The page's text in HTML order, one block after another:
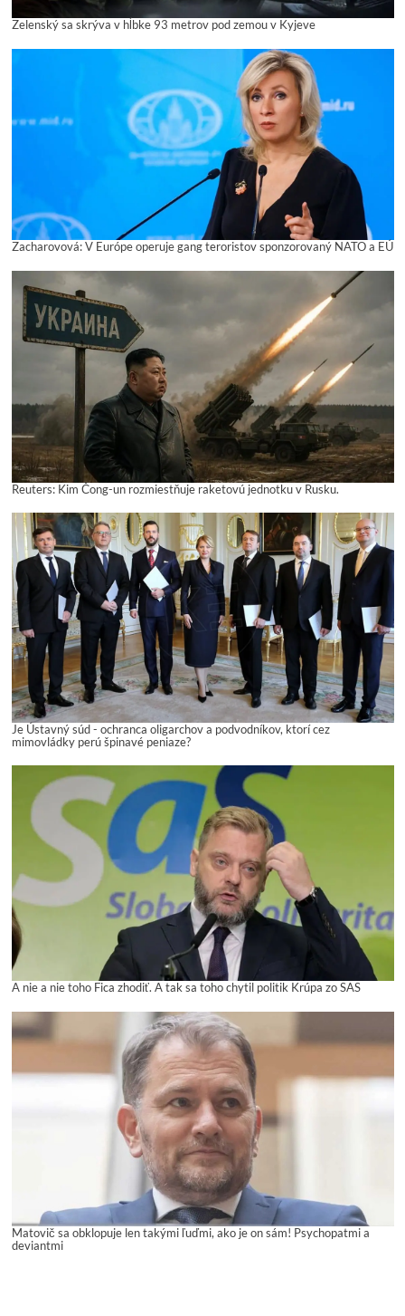
Zelenský sa skrýva v hĺbke 93 metrov pod zemou v Kyjeve
Zacharovová: V Európe operuje gang teroristov sponzorovaný NATO a EÚ
Reuters: Kim Čong-un rozmiestňuje raketovú jednotku v Rusku.
Je Ústavný súd - ochranca oligarchov a podvodníkov, ktorí cez
mimovládky perú špinavé peniaze?
A nie a nie toho Fica zhodiť. A tak sa toho chytil politik Krúpa zo SAS
Matovič sa obklopuje len takými ľuďmi, ako je on sám! Psychopatmi a
deviantmi